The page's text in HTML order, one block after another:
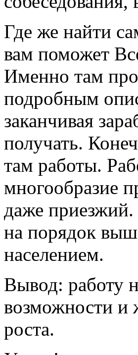
Где же найти
вам поможет
Именно там
подробным
заканчивая
получать.
там работы.
многообразие
даже приезжий.
на порядок
населением.
Вывод: работу
возможности и
роста.